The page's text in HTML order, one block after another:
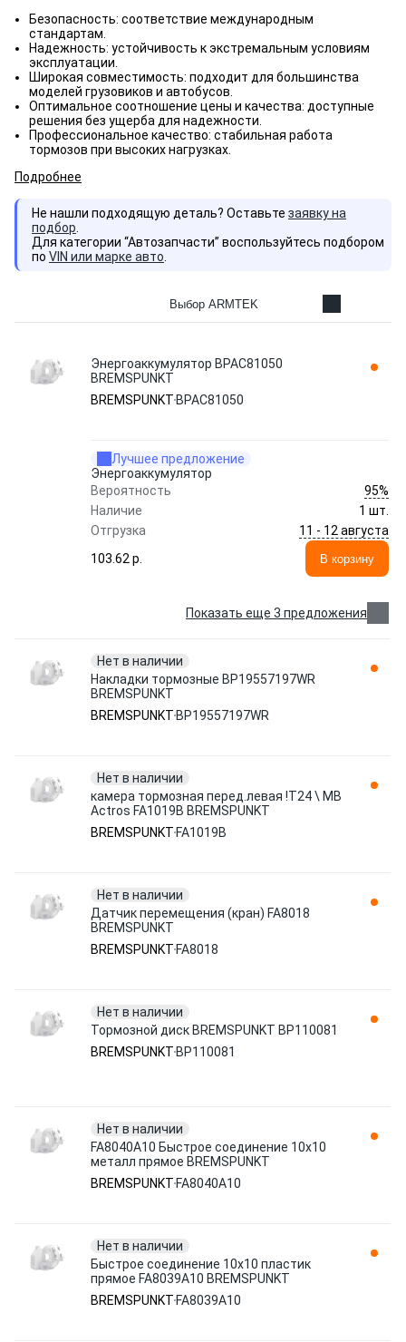
Безопасность: соответствие международным
стандартам.
Надежность: устойчивость к экстремальным условиям
эксплуатации.
Широкая совместимость: подходит для большинства
моделей грузовиков и автобусов.
Оптимальное соотношение цены и качества: доступные
решения без ущерба для надежности.
Профессиональное качество: стабильная работа
тормозов при высоких нагрузках.
Подробнее
Не нашли подходящую деталь? Оставьте заявку на
подбор
Для категории “Автозапчасти” воспользуйтесь подбором
по VIN или марке авто
Выбор ARMTEK
Энергоаккумулятор BPAC81050
BREMSPUNKT
BREMSPUNKT BPAC81050
Лучшее предложение
Энергоаккумулятор
Вероятность
95%
Наличие
1 шт.
Отгрузка
11 - 12 августа
103.62 p.
В корзину
Показать еще 3 предложения
Нет в наличии
Накладки тормозные BP19557197WR
BREMSPUNKT
BREMSPUNKT BP19557197WR
Нет в наличии
камера тормозная перед.левая !T24 \ MB
Actros FA1019B BREMSPUNKT
BREMSPUNKT FA1019B
Нет в наличии
Датчик перемещения (кран) FA8018
BREMSPUNKT
BREMSPUNKT FA8018
Нет в наличии
Тормозной диск BREMSPUNKT BP110081
BREMSPUNKT BP110081
Нет в наличии
FA8040A10 Быстрое соединение 10х10
металл прямое BREMSPUNKT
BREMSPUNKT FA8040A10
Нет в наличии
Быстрое соединение 10х10 пластик
прямое FA8039A10 BREMSPUNKT
BREMSPUNKT FA8039A10